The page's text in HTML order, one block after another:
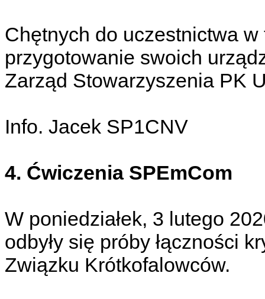
Chętnych do uczestnictwa
przygotowanie swoich
Zarząd Stowarzyszenia PK
Info. Jacek SP1CNV
4. Ćwiczenia SPEmCom
W poniedziałek, 3 lutego
odbyły się próby łączności
Związku Krótkofalowców.